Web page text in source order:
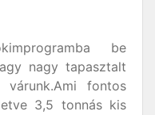
be
nagy tapasztalt
fontos
3,5 tonnás kis